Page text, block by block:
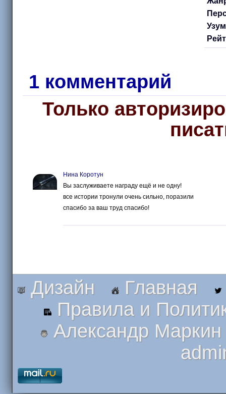
1 комментарий
Только
Нина Коротун
Вы заслуживаете награду ещё и не одну!
все истории тронули очень сильно, поразили
спасибо за ваш труд спасибо!
Дизайн Главная
Правила и
Александр Маркин